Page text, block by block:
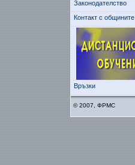
Законодателство
Контакт с общините
Връзки
© 2007, ФРМС